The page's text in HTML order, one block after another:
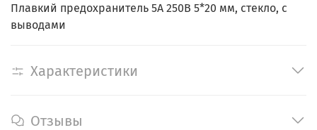
Плавкий предохранитель 5А 250В 5*20 мм, стекло, с
выводами
Характеристики
Отзывы